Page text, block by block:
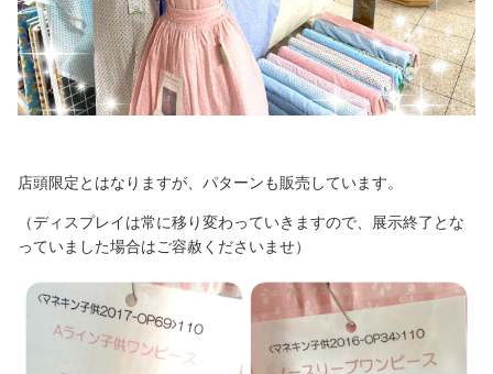
店頭限定とはなりますが、パターンも販売しています。
（ディスプレイは常に移り変わっていきますので、展示終了とな
っていました場合はご容赦くださいませ）